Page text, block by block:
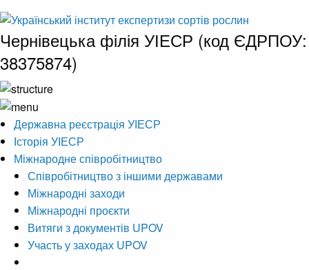
Чернівецька філія УІЕСР (код ЄДРПОУ:
38375874)
Державна реєстрація УІЕСР
Історія УІЕСР
Міжнародне співробітництво
Співробітництво з іншими державами
Міжнародні заходи
Міжнародні проєкти
Витяги з документів UPOV
Участь у заходах UPOV